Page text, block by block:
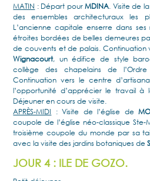
MATIN : Départ pourMDINA. Visite de
des ensembles architecturaux les
L’ancienne capitale enserre dans
étroites bordées de belles demeures
de couvents et de palais. Continuation
Wignacourt, un édifice de style
collège des chapelains de
Continuation vers le centre
l’opportunité d’apprécier le travail à
Déjeuner en cours de visite.
APRÈS-MIDI : Visite de l’église de
coupole de l’église néo-classique
troisième coupole du monde par sa
avec la visite des jardins botaniques de
JOUR 4 : ILE DE GOZO.